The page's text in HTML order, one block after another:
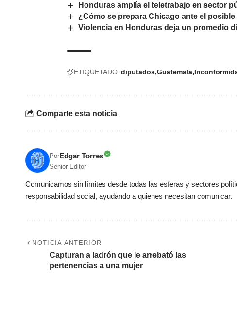
Honduras amplía el teletrabajo en sector
¿Cómo se prepara Chicago ante el
Violencia en Honduras deja un promedio
ETIQUETADO: diputados Guatemala
Comparte esta noticia
PorEdgar Torres
Senior Editor
Comunicamos sin límites desde todas las esferas y sectores
responsabilidad social, ayudando a quienes necesitan comunicar.
NOTICIA ANTERIOR
Capturan a ladrón que le arrebató las
pertenencias a una mujer